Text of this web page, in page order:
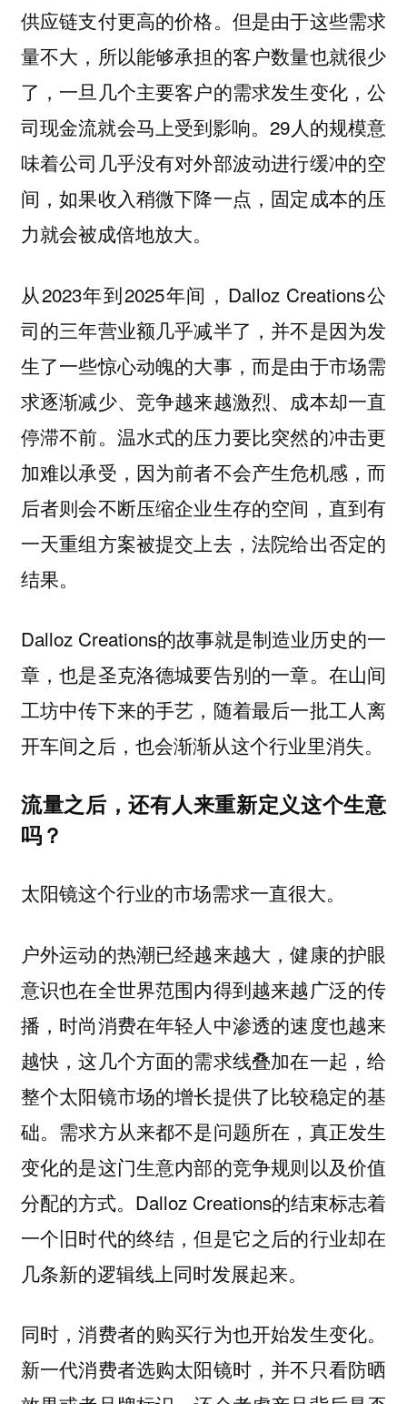
供应链支付更高的价格。但是由于这些需求
量不大，所以能够承担的客户数量也就很少
了，一旦几个主要客户的需求发生变化，公
司现金流就会马上受到影响。29人的规模意
味着公司几乎没有对外部波动进行缓冲的空
间，如果收入稍微下降一点，固定成本的压
力就会被成倍地放大。
从2023年到2025年间，Dalloz Creations公
司的三年营业额几乎减半了，并不是因为发
生了一些惊心动魄的大事，而是由于市场需
求逐渐减少、竞争越来越激烈、成本却一直
停滞不前。温水式的压力要比突然的冲击更
加难以承受，因为前者不会产生危机感，而
后者则会不断压缩企业生存的空间，直到有
一天重组方案被提交上去，法院给出否定的
结果。
Dalloz Creations的故事就是制造业历史的一
章，也是圣克洛德城要告别的一章。在山间
工坊中传下来的手艺，随着最后一批工人离
开车间之后，也会渐渐从这个行业里消失。
流量之后，还有人来重新定义这个生意
吗？
太阳镜这个行业的市场需求一直很大。
户外运动的热潮已经越来越大，健康的护眼
意识也在全世界范围内得到越来越广泛的传
播，时尚消费在年轻人中渗透的速度也越来
越快，这几个方面的需求线叠加在一起，给
整个太阳镜市场的增长提供了比较稳定的基
础。需求方从来都不是问题所在，真正发生
变化的是这门生意内部的竞争规则以及价值
分配的方式。Dalloz Creations的结束标志着
一个旧时代的终结，但是它之后的行业却在
几条新的逻辑线上同时发展起来。
同时，消费者的购买行为也开始发生变化。
新一代消费者选购太阳镜时，并不只看防晒